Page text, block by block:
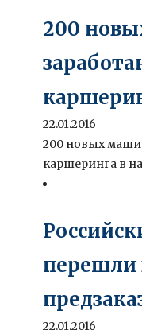
200
22.01.2016
200 новых
каршеринга в
22.01.2016